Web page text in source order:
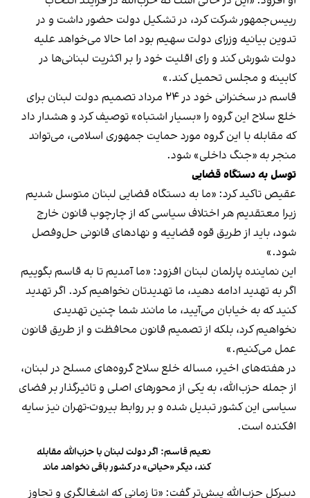
رییس‌جمهور شرکت کرد، در تشکیل دولت حضور داشت و در
تدوین بیانیه وزرای دولت سهیم بود اما حالا می‌خواهد علیه
دولت شورش کند و رای اقلیت خود را بر اکثریت لبنانی‌ها در
کابینه و مجلس تحمیل کند.»
قاسم در سخنرانی خود در ۲۴ مرداد تصمیم دولت لبنان برای
خلع سلاح این گروه را «بسیار اشتباه» توصیف کرد و هشدار داد
که مقابله با این گروه مورد حمایت جمهوری اسلامی، می‌تواند
منجر به «جنگ داخلی» شود.
توسل به دستگاه قضایی
عقیص تاکید کرد: «ما به دستگاه قضایی لبنان متوسل شدیم
زیرا معتقدیم هر اختلاف سیاسی که از چارچوب قانون خارج
شود، باید از طریق قوه قضاییه و نهادهای قانونی حل‌وفصل
شود.»
این نماینده پارلمان لبنان افزود: «ما آمدیم تا به قاسم بگوییم
اگر به تهدید ادامه دهید، ما تهدیدتان نخواهیم کرد. اگر تهدید
کنید که به خیابان می‌آیید، ما مانند شما چنین تهدیدی
نخواهیم کرد، بلکه از تصمیم قانون محافظت و از طریق قانون
عمل می‌کنیم.»
در هفته‌های اخیر، مساله خلع سلاح گروه‌های مسلح در لبنان،
از جمله حزب‌الله، به یکی از محورهای اصلی و تاثیرگذار بر فضای
سیاسی این کشور تبدیل شده و بر روابط بیروت-تهران نیز سایه
افکنده است.
نعیم قاسم: اگر دولت لبنان با حزب‌الله مقابله
کند، دیگر «حیاتی» در کشور باقی نخواهد ماند
دبیرکل حزب‌الله پیش‌تر گفت: «تا زمانی که اشغالگری و تجاوز